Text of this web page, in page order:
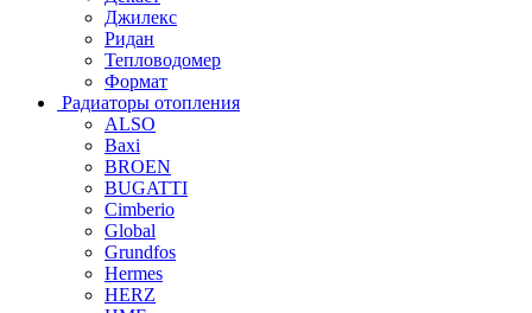
Джилекс
Ридан
Тепловодомер
Формат
Радиаторы отопления
ALSO
Baxi
BROEN
BUGATTI
Cimberio
Global
Grundfos
Hermes
HERZ